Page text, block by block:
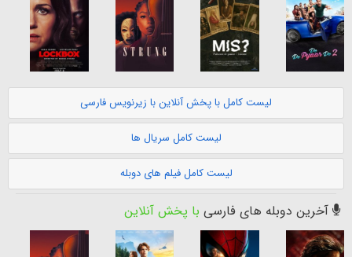
لیست کامل با پخش آنلاین با زیرنویس فارسی
لیست کامل سریال ها
لیست کامل فیلم های دوبله
آخرین دوبله های فارسی با پخش آنلاین